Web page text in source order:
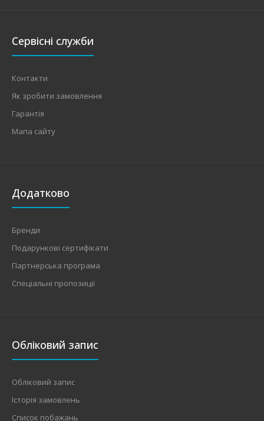
Сервісні служби
Контакти
Як зробити замовлення
Гарантія
Мапа сайту
Додатково
Бренди
Подарункові сертифікати
Партнерська програма
Спеціальні пропозиції
Обліковий запис
Обліковий запис
Історія замовлень
Список побажань